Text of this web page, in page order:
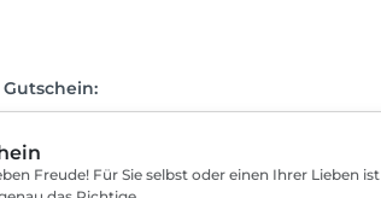
Freude! Für Sie selbst oder einen Ihrer Lieben ist